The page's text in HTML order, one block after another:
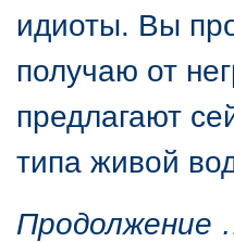
идиоты. Вы
получаю от
предлагают
типа живой
Продолжение